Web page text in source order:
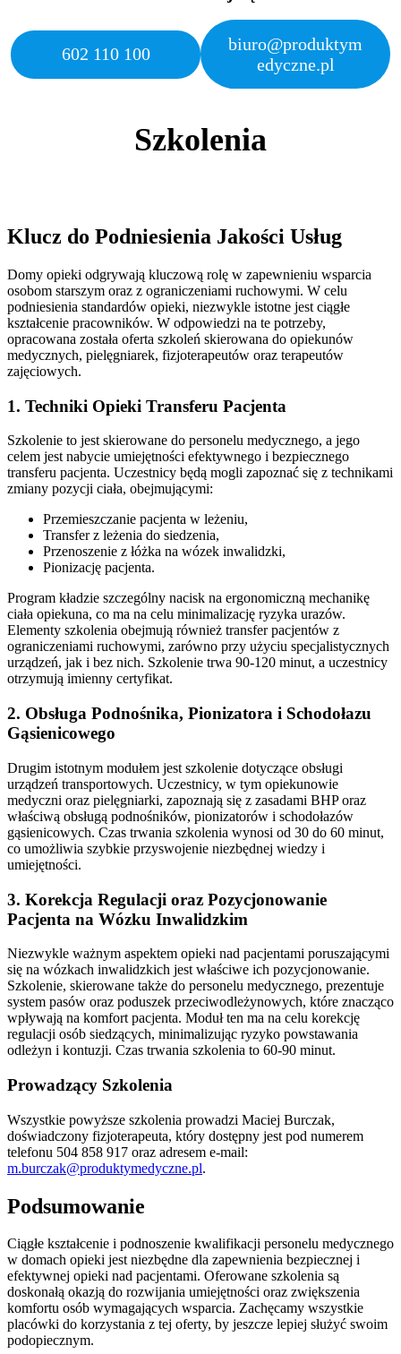
602 110 100
biuro@produktym
edyczne.pl
Szkolenia
Klucz do Podniesienia Jakości Usług
Domy opieki odgrywają kluczową rolę w zapewnieniu wsparcia
osobom starszym oraz z ograniczeniami ruchowymi. W celu
podniesienia standardów opieki, niezwykle istotne jest ciągłe
kształcenie pracowników. W odpowiedzi na te potrzeby,
opracowana została oferta szkoleń skierowana do opiekunów
medycznych, pielęgniarek, fizjoterapeutów oraz terapeutów
zajęciowych.
1. Techniki Opieki Transferu Pacjenta
Szkolenie to jest skierowane do personelu medycznego, a jego
celem jest nabycie umiejętności efektywnego i bezpiecznego
transferu pacjenta. Uczestnicy będą mogli zapoznać się z technikami
zmiany pozycji ciała, obejmującymi:
Przemieszczanie pacjenta w leżeniu,
Transfer z leżenia do siedzenia,
Przenoszenie z łóżka na wózek inwalidzki,
Pionizację pacjenta.
Program kładzie szczególny nacisk na ergonomiczną mechanikę
ciała opiekuna, co ma na celu minimalizację ryzyka urazów.
Elementy szkolenia obejmują również transfer pacjentów z
ograniczeniami ruchowymi, zarówno przy użyciu specjalistycznych
urządzeń, jak i bez nich. Szkolenie trwa 90-120 minut, a uczestnicy
otrzymują imienny certyfikat.
2. Obsługa Podnośnika, Pionizatora i Schodołazu
Gąsienicowego
Drugim istotnym modułem jest szkolenie dotyczące obsługi
urządzeń transportowych. Uczestnicy, w tym opiekunowie
medyczni oraz pielęgniarki, zapoznają się z zasadami BHP oraz
właściwą obsługą podnośników, pionizatorów i schodołazów
gąsienicowych. Czas trwania szkolenia wynosi od 30 do 60 minut,
co umożliwia szybkie przyswojenie niezbędnej wiedzy i
umiejętności.
3. Korekcja Regulacji oraz Pozycjonowanie
Pacjenta na Wózku Inwalidzkim
Niezwykle ważnym aspektem opieki nad pacjentami poruszającymi
się na wózkach inwalidzkich jest właściwe ich pozycjonowanie.
Szkolenie, skierowane także do personelu medycznego, prezentuje
system pasów oraz poduszek przeciwodleżynowych, które znacząco
wpływają na komfort pacjenta. Moduł ten ma na celu korekcję
regulacji osób siedzących, minimalizując ryzyko powstawania
odleżyn i kontuzji. Czas trwania szkolenia to 60-90 minut.
Prowadzący Szkolenia
Wszystkie powyższe szkolenia prowadzi Maciej Burczak,
doświadczony fizjoterapeuta, który dostępny jest pod numerem
telefonu 504 858 917 oraz adresem e-mail:
m.burczak@produktymedyczne.pl.
Podsumowanie
Ciągłe kształcenie i podnoszenie kwalifikacji personelu medycznego
w domach opieki jest niezbędne dla zapewnienia bezpiecznej i
efektywnej opieki nad pacjentami. Oferowane szkolenia są
doskonałą okazją do rozwijania umiejętności oraz zwiększenia
komfortu osób wymagających wsparcia. Zachęcamy wszystkie
placówki do korzystania z tej oferty, by jeszcze lepiej służyć swoim
podopiecznym.